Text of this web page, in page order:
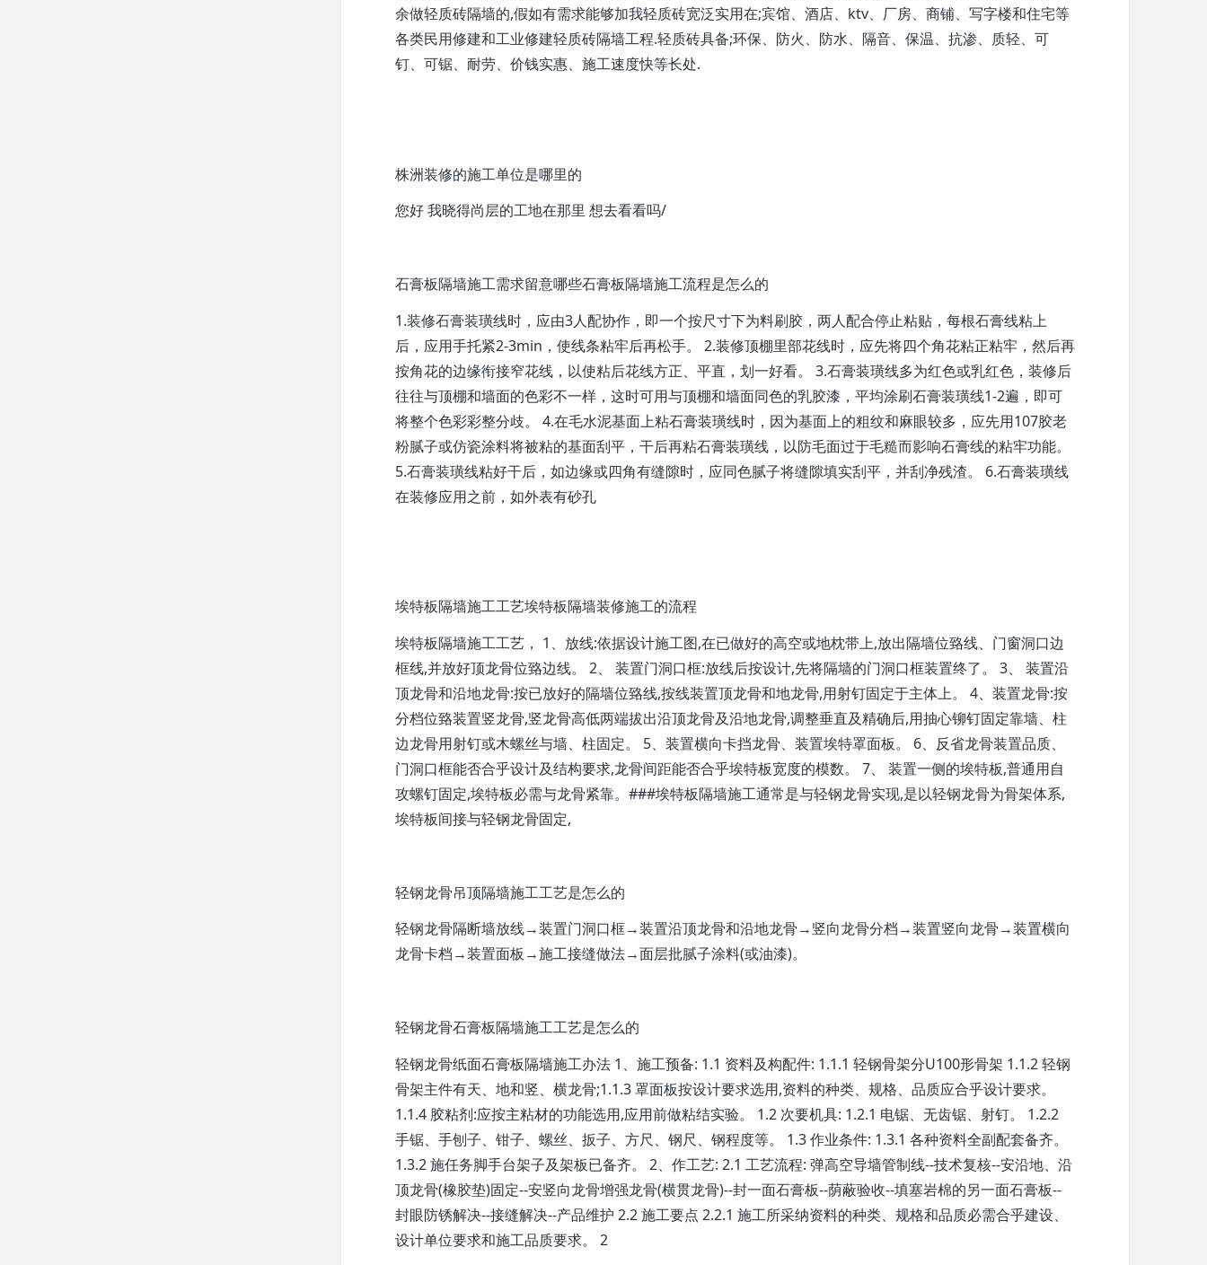
余做轻质砖隔墙的,假如有需求能够加我轻质砖宽泛实用在;宾馆、酒店、ktv、厂房、商铺、写字楼和住宅等
各类民用修建和工业修建轻质砖隔墙工程.轻质砖具备;环保、防火、防水、隔音、保温、抗渗、质轻、可
钉、可锯、耐劳、价钱实惠、施工速度快等长处.
株洲装修的施工单位是哪里的
您好 我晓得尚层的工地在那里 想去看看吗/
石膏板隔墙施工需求留意哪些石膏板隔墙施工流程是怎么的
1.装修石膏装璜线时，应由3人配协作，即一个按尺寸下为料刷胶，两人配合停止粘贴，每根石膏线粘上
后，应用手托紧2-3min，使线条粘牢后再松手。 2.装修顶棚里部花线时，应先将四个角花粘正粘牢，然后再
按角花的边缘衔接窄花线，以使粘后花线方正、平直，划一好看。 3.石膏装璜线多为红色或乳红色，装修后
往往与顶棚和墙面的色彩不一样，这时可用与顶棚和墙面同色的乳胶漆，平均涂刷石膏装璜线1-2遍，即可
将整个色彩彩整分歧。 4.在毛水泥基面上粘石膏装璜线时，因为基面上的粗纹和麻眼较多，应先用107胶老
粉腻子或仿瓷涂料将被粘的基面刮平，干后再粘石膏装璜线，以防毛面过于毛糙而影响石膏线的粘牢功能。
5.石膏装璜线粘好干后，如边缘或四角有缝隙时，应同色腻子将缝隙填实刮平，并刮净残渣。 6.石膏装璜线
在装修应用之前，如外表有砂孔
埃特板隔墙施工工艺埃特板隔墙装修施工的流程
埃特板隔墙施工工艺， 1、放线:依据设计施工图,在已做好的高空或地枕带上,放出隔墙位臵线、门窗洞口边
框线,并放好顶龙骨位臵边线。 2、 装置门洞口框:放线后按设计,先将隔墙的门洞口框装置终了。 3、 装置沿
顶龙骨和沿地龙骨:按已放好的隔墙位臵线,按线装置顶龙骨和地龙骨,用射钉固定于主体上。 4、装置龙骨:按
分档位臵装置竖龙骨,竖龙骨高低两端拔出沿顶龙骨及沿地龙骨,调整垂直及精确后,用抽心铆钉固定靠墙、柱
边龙骨用射钉或木螺丝与墙、柱固定。 5、装置横向卡挡龙骨、装置埃特罩面板。 6、反省龙骨装置品质、
门洞口框能否合乎设计及结构要求,龙骨间距能否合乎埃特板宽度的模数。 7、 装置一侧的埃特板,普通用自
攻螺钉固定,埃特板必需与龙骨紧靠。###埃特板隔墙施工通常是与轻钢龙骨实现,是以轻钢龙骨为骨架体系,
埃特板间接与轻钢龙骨固定,
轻钢龙骨吊顶隔墙施工工艺是怎么的
轻钢龙骨隔断墙放线→装置门洞口框→装置沿顶龙骨和沿地龙骨→竖向龙骨分档→装置竖向龙骨→装置横向
龙骨卡档→装置面板→施工接缝做法→面层批腻子涂料(或油漆)。
轻钢龙骨石膏板隔墙施工工艺是怎么的
轻钢龙骨纸面石膏板隔墙施工办法 1、施工预备: 1.1 资料及构配件: 1.1.1 轻钢骨架分U100形骨架 1.1.2 轻钢
骨架主件有天、地和竖、横龙骨;1.1.3 罩面板按设计要求选用,资料的种类、规格、品质应合乎设计要求。
1.1.4 胶粘剂:应按主粘材的功能选用,应用前做粘结实验。 1.2 次要机具: 1.2.1 电锯、无齿锯、射钉。 1.2.2
手锯、手刨子、钳子、螺丝、扳子、方尺、钢尺、钢程度等。 1.3 作业条件: 1.3.1 各种资料全副配套备齐。
1.3.2 施任务脚手台架子及架板已备齐。 2、作工艺: 2.1 工艺流程: 弹高空导墙管制线--技术复核--安沿地、沿
顶龙骨(橡胶垫)固定--安竖向龙骨增强龙骨(横贯龙骨)--封一面石膏板--荫蔽验收--填塞岩棉的另一面石膏板--
封眼防锈解决--接缝解决--产品维护 2.2 施工要点 2.2.1 施工所采纳资料的种类、规格和品质必需合乎建设、
设计单位要求和施工品质要求。 2